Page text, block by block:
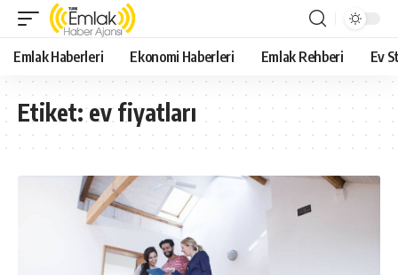
Emlak Haberleri Ekonomi Haberleri Emlak Rehberi Ev
Etiket:ev fiyatları